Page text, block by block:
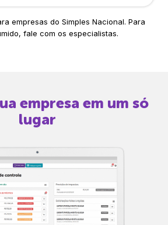
empresas do Simples Nacional. Para
fale com os especialistas.
empresa em um só
lugar